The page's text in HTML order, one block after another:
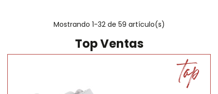
Mostrando 1-32 de 59 artículo(s)
Top Ventas